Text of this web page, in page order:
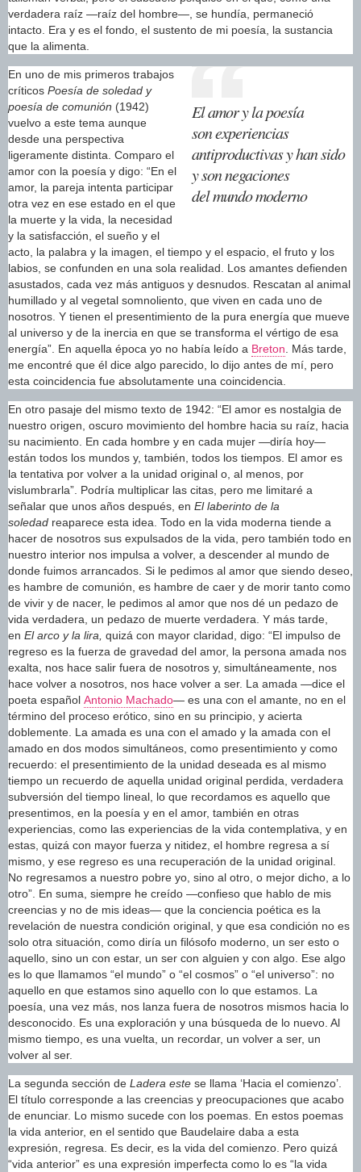
verdadera raíz —raíz del hombre—, se hundía, permaneció
intacto. Era y es el fondo, el sustento de mi poesía, la sustancia
que la alimenta.
El amor y la poesía
son experiencias
antiproductivas y han sido
y son negaciones
del mundo moderno
En uno de mis primeros trabajos
críticos Poesía de soledad y
poesía de comunión (1942)
vuelvo a este tema aunque
desde una perspectiva
ligeramente distinta. Comparo el
amor con la poesía y digo: “En el
amor, la pareja intenta participar
otra vez en ese estado en el que
la muerte y la vida, la necesidad
y la satisfacción, el sueño y el
acto, la palabra y la imagen, el tiempo y el espacio, el fruto y los
labios, se confunden en una sola realidad. Los amantes defienden
asustados, cada vez más antiguos y desnudos. Rescatan al animal
humillado y al vegetal somnoliento, que viven en cada uno de
nosotros. Y tienen el presentimiento de la pura energía que mueve
al universo y de la inercia en que se transforma el vértigo de esa
energía”. En aquella época yo no había leído a Breton . Más tarde,
me encontré que él dice algo parecido, lo dijo antes de mí, pero
esta coincidencia fue absolutamente una coincidencia.
En otro pasaje del mismo texto de 1942: “El amor es nostalgia de
nuestro origen, oscuro movimiento del hombre hacia su raíz, hacia
su nacimiento. En cada hombre y en cada mujer —diría hoy—
están todos los mundos y, también, todos los tiempos. El amor es
la tentativa por volver a la unidad original o, al menos, por
vislumbrarla”. Podría multiplicar las citas, pero me limitaré a
señalar que unos años después, en El laberinto de la
soledad reaparece esta idea. Todo en la vida moderna tiende a
hacer de nosotros sus expulsados de la vida, pero también todo en
nuestro interior nos impulsa a volver, a descender al mundo de
donde fuimos arrancados. Si le pedimos al amor que siendo deseo,
es hambre de comunión, es hambre de caer y de morir tanto como
de vivir y de nacer, le pedimos al amor que nos dé un pedazo de
vida verdadera, un pedazo de muerte verdadera. Y más tarde,
en El arco y la lira, quizá con mayor claridad, digo: “El impulso de
regreso es la fuerza de gravedad del amor, la persona amada nos
exalta, nos hace salir fuera de nosotros y, simultáneamente, nos
hace volver a nosotros, nos hace volver a ser. La amada —dice el
poeta español Antonio Machado— es una con el amante, no en el
término del proceso erótico, sino en su principio, y acierta
doblemente. La amada es una con el amado y la amada con el
amado en dos modos simultáneos, como presentimiento y como
recuerdo: el presentimiento de la unidad deseada es al mismo
tiempo un recuerdo de aquella unidad original perdida, verdadera
subversión del tiempo lineal, lo que recordamos es aquello que
presentimos, en la poesía y en el amor, también en otras
experiencias, como las experiencias de la vida contemplativa, y en
estas, quizá con mayor fuerza y nitidez, el hombre regresa a sí
mismo, y ese regreso es una recuperación de la unidad original.
No regresamos a nuestro pobre yo, sino al otro, o mejor dicho, a lo
otro”. En suma, siempre he creído —confieso que hablo de mis
creencias y no de mis ideas— que la conciencia poética es la
revelación de nuestra condición original, y que esa condición no es
solo otra situación, como diría un filósofo moderno, un ser esto o
aquello, sino un con estar, un ser con alguien y con algo. Ese algo
es lo que llamamos “el mundo” o “el cosmos” o “el universo”: no
aquello en que estamos sino aquello con lo que estamos. La
poesía, una vez más, nos lanza fuera de nosotros mismos hacia lo
desconocido. Es una exploración y una búsqueda de lo nuevo. Al
mismo tiempo, es una vuelta, un recordar, un volver a ser, un
volver al ser.
La segunda sección de Ladera este se llama ‘Hacia el comienzo’.
El título corresponde a las creencias y preocupaciones que acabo
de enunciar. Lo mismo sucede con los poemas. En estos poemas
la vida anterior, en el sentido que Baudelaire daba a esta
expresión, regresa. Es decir, es la vida del comienzo. Pero quizá
“vida anterior” es una expresión imperfecta como lo es “la vida